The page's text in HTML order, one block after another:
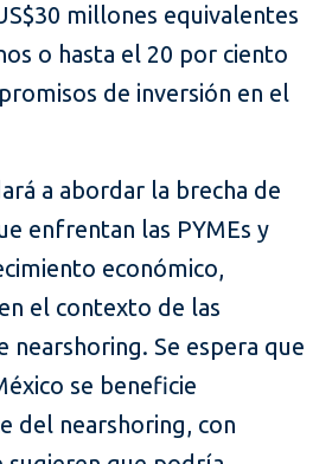
millones equivalentes
o hasta el 20 por ciento
de inversión en el
a abordar la brecha de
enfrentan las PYMEs y
económico,
el contexto de las
nearshoring. Se espera que
se beneficie
del nearshoring, con